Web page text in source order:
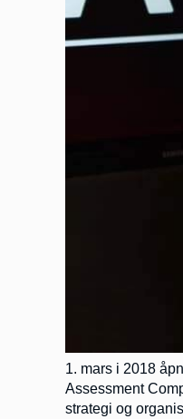
1. mars i 2018
Assessment
strategi og